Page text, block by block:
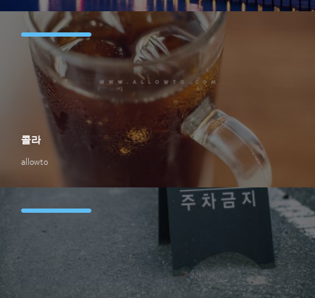
allowto
콜라